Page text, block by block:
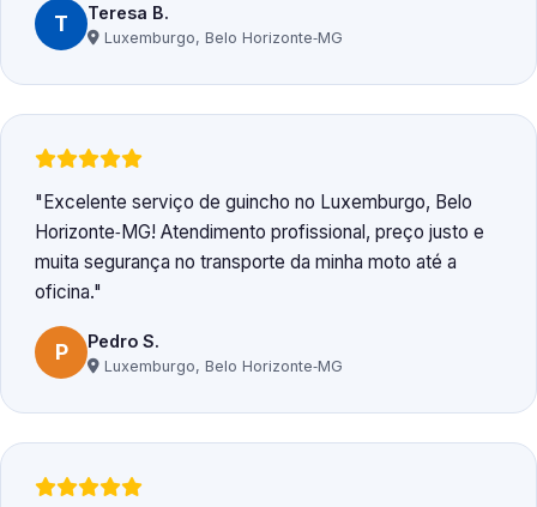
T Teresa B.
Luxemburgo, Belo Horizonte‑MG
Excelente serviço de guincho no Luxemburgo, Belo
Horizonte‑MG! Atendimento profissional, preço justo e
muita segurança no transporte da minha moto até a
oficina.
P Pedro S.
Luxemburgo, Belo Horizonte‑MG